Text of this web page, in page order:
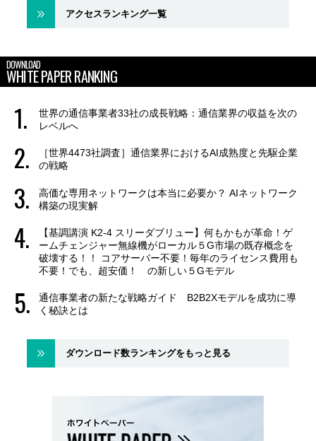
アクセスランキング一覧
DOWNLOAD
WHITE PAPER RANKING
世界の通信事業者33社の成長戦略：通信業界の収益を次の
レベルへ
［世界4473社調査］通信業界におけるAI成熟度と先駆企業
の戦略
高価な専用ネットワークは本当に必要か？ AIネットワーク
構築の現実解
【基調講演 K2-4 スリーダブリュー】何もかもが革命！ゲ
ームチェンジャー無線機がローカル５G市場の既存概念を
破壊する！！ コアサーバー不要！毎年のライセンス費用も
不要！でも、超安価！ の新しい５Gモデル
通信事業者の新たな戦略ガイド B2B2Xモデルを成功に導
く秘訣とは
ダウンロード数ランキングをもっと見る